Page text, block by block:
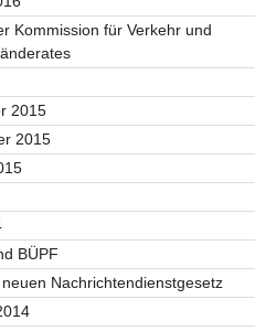
Kommission für Verkehr und
2015
2015
BÜPF
Nachrichtendienstgesetz